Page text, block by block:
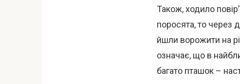
Також, ходило
поросята, то через
йшли ворожити на
означає, що в
багато пташок –